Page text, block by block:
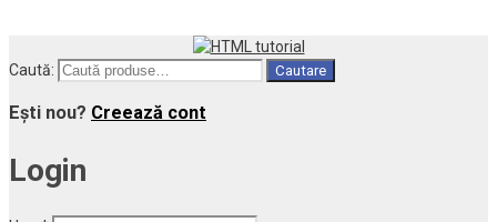
Caută: Cautare
Ești nou? Creează cont
Login